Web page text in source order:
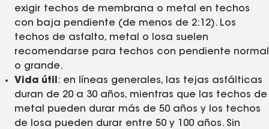
exigir techos de membrana o metal en techos
con baja pendiente (de menos de 2:12). Los
techos de asfalto, metal o losa suelen
recomendarse para techos con pendiente normal
o grande.
Vida útil : en líneas generales, las tejas asfálticas
duran de 20 a 30 años, mientras que las techos de
metal pueden durar más de 50 años y los techos
de losa pueden durar entre 50 y 100 años. Sin